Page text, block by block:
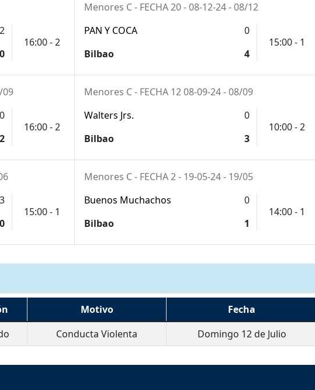
2
0
16:00 - 2
Menores C - FECHA 20 - 08-12-24 - 08/12
PAN Y COCA
0
Bilbao
4
15:00 - 1
09
0
2
16:00 - 2
Menores C - FECHA 12 08-09-24 - 08/09
Walters Jrs.
0
Bilbao
3
10:00 - 2
3
0
15:00 - 1
Menores C - FECHA 2 - 19-05-24 - 19/05
Buenos Muchachos
0
Bilbao
1
14:00 - 1
Motivo
Fecha
Conducta Violenta Domingo 12 de Julio